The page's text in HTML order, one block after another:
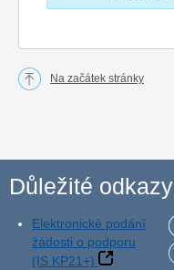
Na začátek stránky
Důležité odkazy
Elektronické podání
žádosti o podporu
(IS KP21+)